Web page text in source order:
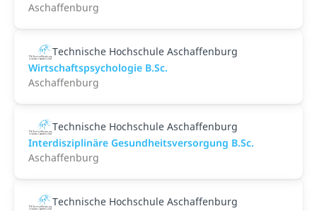
Aschaffenburg
Technische Hochschule Aschaffenburg
Wirtschaftspsychologie B.Sc.
Aschaffenburg
Technische Hochschule Aschaffenburg
Interdisziplinäre Gesundheitsversorgung B.Sc.
Aschaffenburg
Technische Hochschule Aschaffenburg